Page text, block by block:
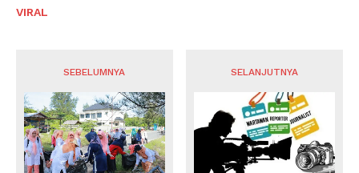
VIRAL
SEBELUMNYA SELANJUTNYA